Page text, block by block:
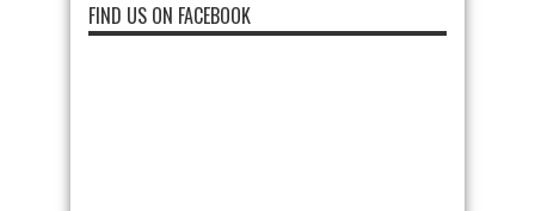
FIND US ON FACEBOOK